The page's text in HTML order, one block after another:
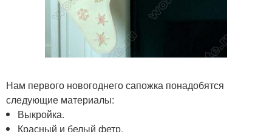
Нам первого новогоднего сапожка понадобятся
следующие материалы:
Выкройка.
Красный и белый фетр.